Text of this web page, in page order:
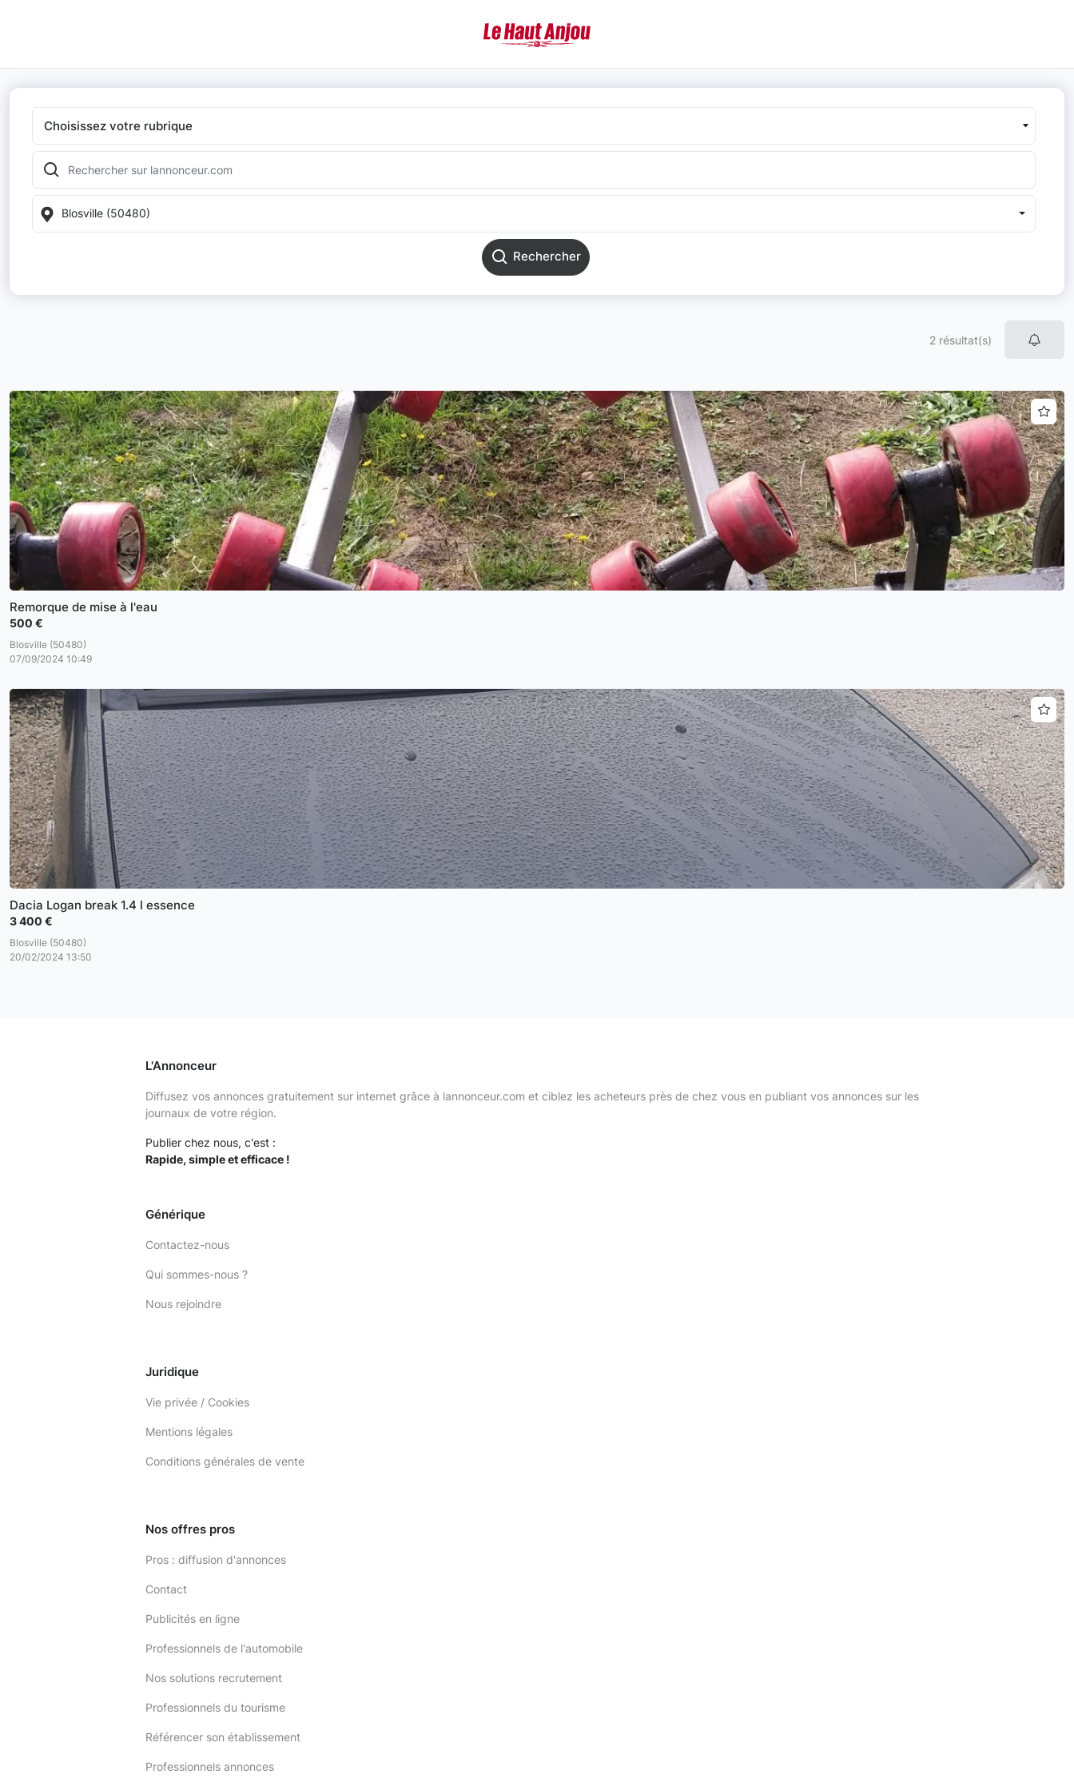
Choisissez votre rubrique
Blosville (50480)
Rechercher
2 résultat(s)
Remorque de mise à l'eau
500 €
Blosville (50480)
07/09/2024 10:49
Dacia Logan break 1.4 l essence
3 400 €
Blosville (50480)
20/02/2024 13:50
L'Annonceur
Diffusez vos annonces gratuitement sur internet grâce à lannonceur.com et ciblez les acheteurs près de chez vous en publiant vos annonces sur les
journaux de votre région.
Publier chez nous, c'est :
Rapide, simple et efficace !
Générique
Contactez-nous
Qui sommes-nous ?
Nous rejoindre
Juridique
Vie privée / Cookies
Mentions légales
Conditions générales de vente
Nos offres pros
Pros : diffusion d'annonces
Contact
Publicités en ligne
Professionnels de l'automobile
Nos solutions recrutement
Professionnels du tourisme
Référencer son établissement
Professionnels annonces